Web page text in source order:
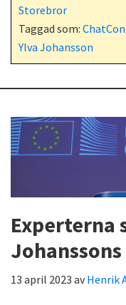
Storebror
Taggad som:
Ylva Johansson
Experterna
13 april 2023 avHenrik